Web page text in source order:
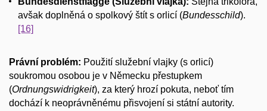
avšak doplněná o spolkový štít s orlicí (Bundesschild).
[16]
Právní problém: Použití služební vlajky (s orlicí)
soukromou osobou je v Německu přestupkem
(Ordnungswidrigkeit), za který hrozí pokuta, neboť tím
dochází k neoprávněnému přisvojení si státní autority.